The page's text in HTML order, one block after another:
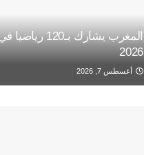
المغرب يشارك
2026
أغسطس 7, 2026